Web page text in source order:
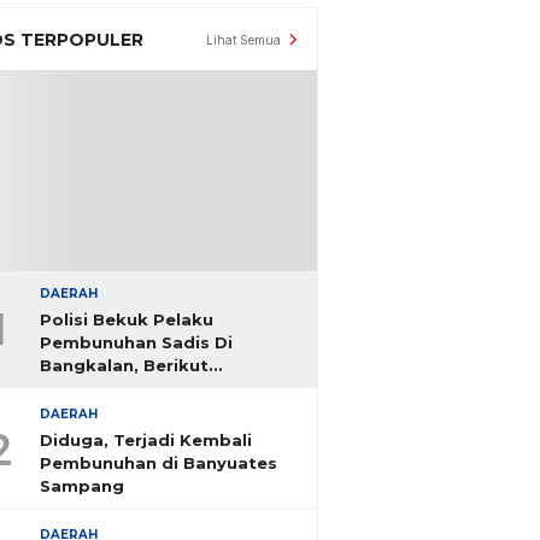
TERPOPULER Lihat Semua
DAERAH
Polisi Bekuk Pelaku
Pembunuhan Sadis Di
Bangkalan, Berikut
DAERAH
Diduga, Terjadi Kembali
Pembunuhan di Banyuates
Sampang
DAERAH